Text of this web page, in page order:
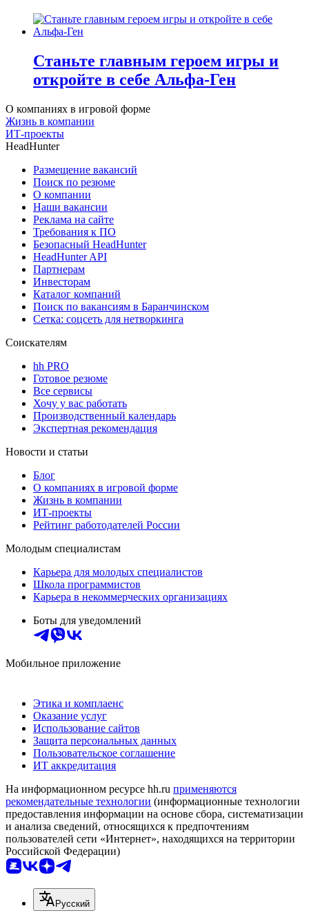
Станьте главным героем игры и
откройте в себе Альфа-Ген
О компаниях в игровой форме
Жизнь в компании
ИТ-проекты
HeadHunter
Размещение вакансий
Поиск по резюме
О компании
Наши вакансии
Реклама на сайте
Требования к ПО
Безопасный HeadHunter
HeadHunter API
Партнерам
Инвесторам
Каталог компаний
Поиск по вакансиям в Баранчинском
Сетка: соцсеть для нетворкинга
Соискателям
hh PRO
Готовое резюме
Все сервисы
Хочу у вас работать
Производственный календарь
Экспертная рекомендация
Новости и статьи
Блог
О компаниях в игровой форме
Жизнь в компании
ИТ-проекты
Рейтинг работодателей России
Молодым специалистам
Карьера для молодых специалистов
Школа программистов
Карьера в некоммерческих организациях
Боты для уведомлений
Мобильное приложение
Этика и комплаенс
Оказание услуг
Использование сайтов
Защита персональных данных
Пользовательское соглашение
ИТ аккредитация
На информационном ресурсе hh.ru применяются
рекомендательные технологии (информационные технологии
предоставления информации на основе сбора, систематизации
и анализа сведений, относящихся к предпочтениям
пользователей сети «Интернет», находящихся на территории
Российской Федерации)
Русский